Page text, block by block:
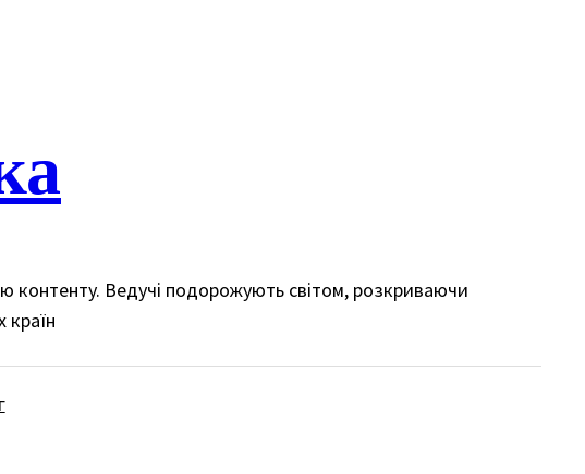
контенту. Ведучі подорожують світом, розкриваючи
країн